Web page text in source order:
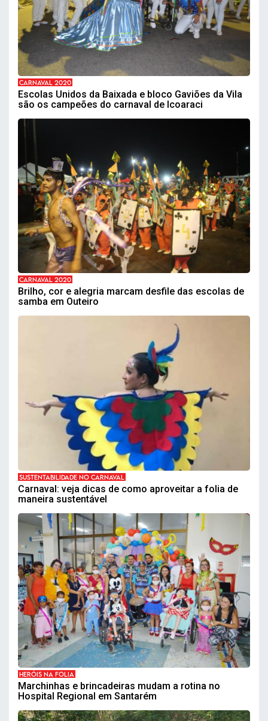
CARNAVAL 2020
Escolas Unidos da Baixada e bloco Gaviões da Vila
são os campeões do carnaval de Icoaraci
CARNAVAL 2020
Brilho, cor e alegria marcam desfile das escolas de
samba em Outeiro
SUSTENTABILIDADE NO CARNAVAL
Carnaval: veja dicas de como aproveitar a folia de
maneira sustentável
HERÓIS NA FOLIA
Marchinhas e brincadeiras mudam a rotina no
Hospital Regional em Santarém